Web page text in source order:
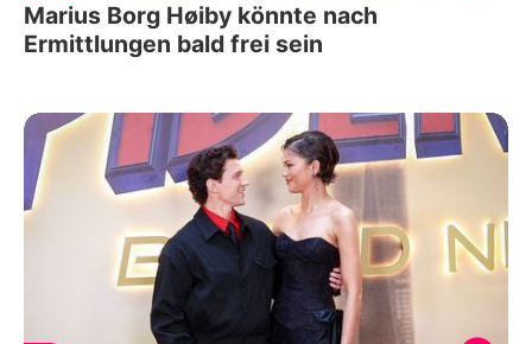
Marius Borg Høiby könnte nach
Ermittlungen bald frei sein